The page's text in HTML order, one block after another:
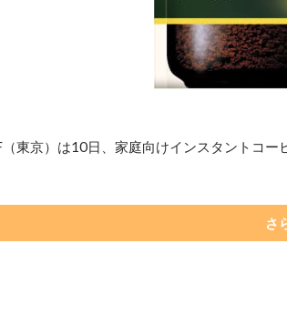
（東京）は10日、家庭向けインスタントコ
さ